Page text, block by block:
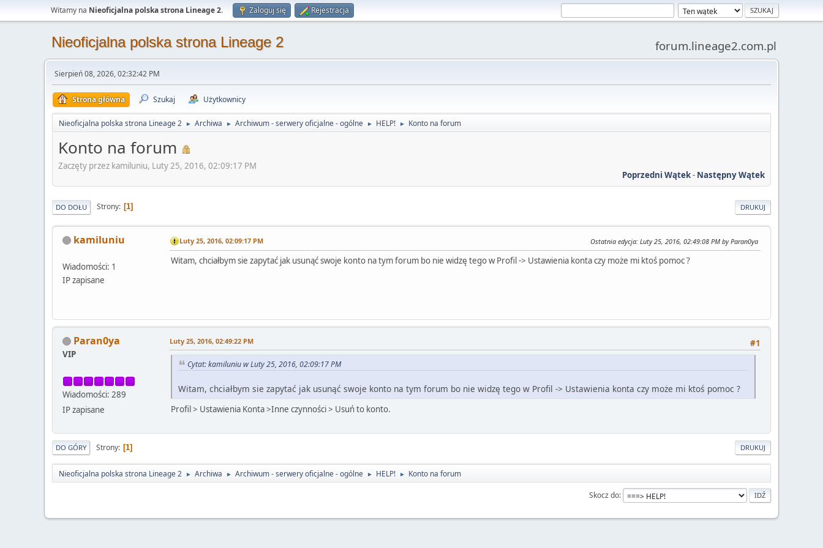
Witamy na Nieoficjalna polska strona Lineage 2. Zaloguj się Rejestracja
Nieoficjalna polska strona Lineage 2 forum.lineage2.com.pl
Sierpień 08, 2026, 02:32:42 PM
Strona główna Szukaj Użytkownicy
Nieoficjalna polska strona Lineage 2 ► Archiwa ► Archiwum - serwery oficjalne - ogólne ► HELP! ► Konto na forum
Konto na forum
Zaczęty przez kamiluniu, Luty 25, 2016, 02:09:17 PM
Poprzedni Wątek- Następny Wątek
DRUKUJ
DO DOŁU Strony 1
kamiluniu
Wiadomości: 1
IP zapisane
Luty 25, 2016, 02:09:17 PM Ostatnia edycja: Luty 25, 2016, 02:49:08 PM by Paran0ya
Witam, chciałbym sie zapytać jak usunąć swoje konto na tym forum bo nie widzę tego w Profil -> Ustawienia konta czy może mi ktoś pomoc ?
Paran0ya
VIP
Wiadomości: 289
IP zapisane
#1
Luty 25, 2016, 02:49:22 PM
Cytat: kamiluniu w Luty 25, 2016, 02:09:17 PM
Witam, chciałbym sie zapytać jak usunąć swoje konto na tym forum bo nie widzę tego w Profil -> Ustawienia konta czy może mi ktoś pomoc ?
Profil > Ustawienia Konta >Inne czynności > Usuń to konto.
DRUKUJ
DO GÓRY Strony 1
Nieoficjalna polska strona Lineage 2 ► Archiwa ► Archiwum - serwery oficjalne - ogólne ► HELP! ► Konto na forum
Skocz do